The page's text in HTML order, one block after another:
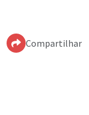
Compartilhar